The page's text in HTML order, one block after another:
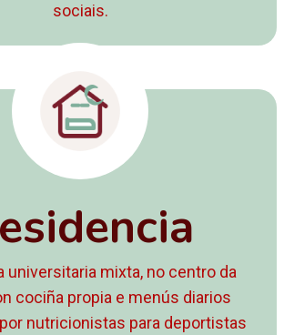
sociais.
universitaria mixta, no centro da
cociña propia e menús diarios
nutricionistas para deportistas